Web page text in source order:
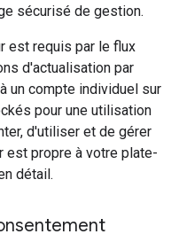
sécurisé de gestion.
est requis par le flux
d'actualisation par
un compte individuel sur
pour une utilisation
d'utiliser et de gérer
est propre à votre plate-
détail.